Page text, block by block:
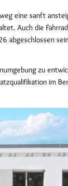
eine sanft
Auch die
abgeschlossen
zu
im